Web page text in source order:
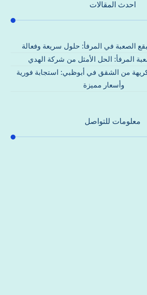
احدث المقالات
الصعبة في المرفأ: حلول سريعة وفعالة
المرفأ: الحل الأمثل من شركة الهدي
من الشقق في أبوظبي: استجابة فورية
وأسعار مميزة
معلومات للتواصل